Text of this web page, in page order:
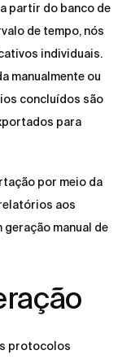
partir do banco de
de tempo, nós
individuais.
manualmente ou
concluídos são
para
por meio da
aos
manual de
protocolos